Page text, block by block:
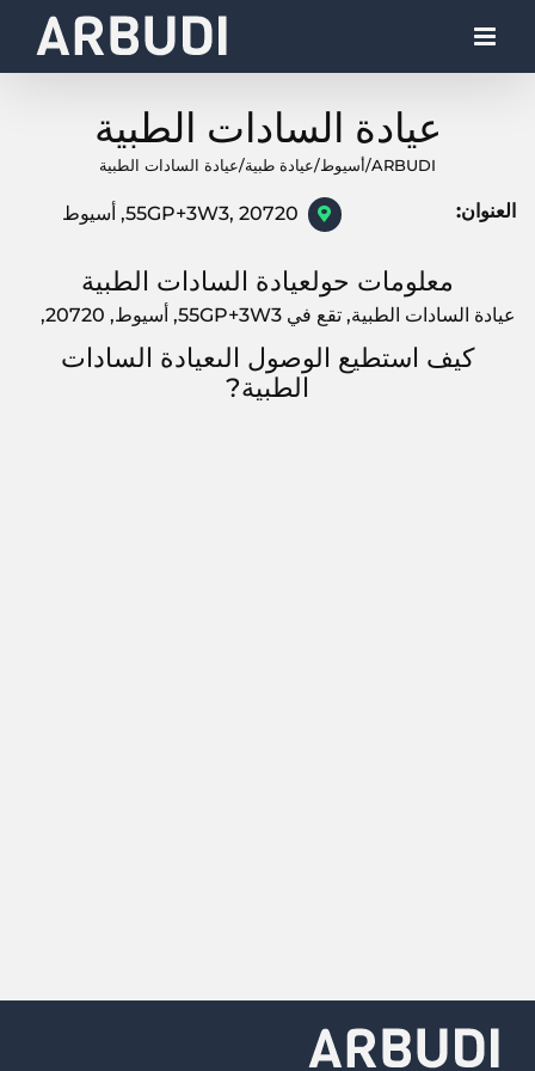
عيادة السادات الطبية
ARBUDI
/أسيوط/عيادة طبية/عيادة السادات الطبية
العنوان: 55GP+3W3, 20720, أسيوط
معلومات حولعيادة السادات الطبية
عيادة السادات الطبية, تقع في 55GP+3W3, أسيوط, 20720,
كيف استطيع الوصول الىعيادة السادات
الطبية?